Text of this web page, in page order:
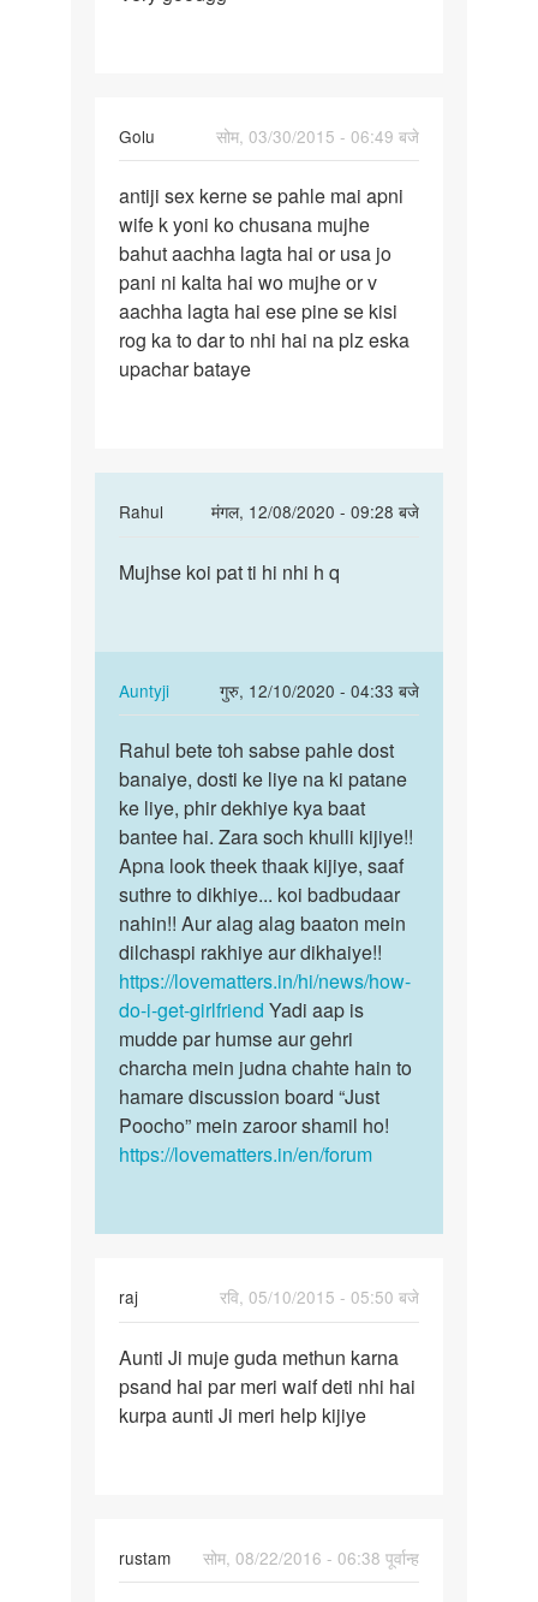
Golu
सोम, 03/30/2015 - 06:49 बजे
antiji
sex
kerne
se
pahle
mai
antiji sex kerne se pahle mai apni
wife k yoni ko chusana mujhe
bahut aachha lagta hai or usa jo
pani ni kalta hai wo mujhe or v
aachha lagta hai ese pine se kisi
rog ka to dar to nhi hai na plz eska
upachar bataye
Rahul
मंगल, 12/08/2020 - 09:28 बजे
to
kerne
se
pahle
mai
by
Golu
Mujhse
ti
hi
nhi
h
q
Mujhse koi pat ti hi nhi h q
Auntyji
गुरु, 12/10/2020 - 04:33 बजे
In
reply
to
Mujhse
koi
pat
ti
hi
nhi
h
q
by
Rahul
Rahul
bete
toh
sabse
pahle…
Rahul bete toh sabse pahle dost
banaiye, dosti ke liye na ki patane
ke liye, phir dekhiye kya baat
bantee hai. Zara soch khulli kijiye!!
Apna look theek thaak kijiye, saaf
suthre to dikhiye... koi badbudaar
nahin!! Aur alag alag baaton mein
dilchaspi rakhiye aur dikhaiye!!
https://lovematters.in/hi/news/how-
do-i-get-girlfriend Yadi aap is
mudde par humse aur gehri
charcha mein judna chahte hain to
hamare discussion board “Just
Poocho” mein zaroor shamil ho!
https://lovematters.in/en/forum
raj
रवि, 05/10/2015 - 05:50 बजे
Aunti
Ji
muje
Aunti Ji muje guda methun karna
psand hai par meri waif deti nhi hai
kurpa aunti Ji meri help kijiye
rustam
सोम, 08/22/2016 - 06:38 पूर्वान्ह